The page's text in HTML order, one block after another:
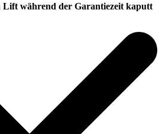
Lift während der Garantiezeit kaputt